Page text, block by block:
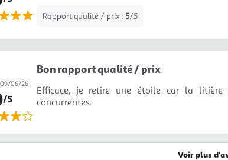
Rapport qualité / prix : 5/5
09/06/26
/5
Bon rapport qualité / prix
Efficace, je retire une étoile car la litière
concurrentes.
Voir plus